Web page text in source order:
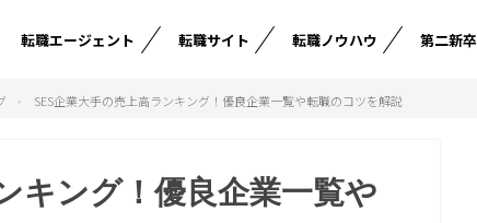
転職エージェント 転職サイト 転職ノウハウ 第二新卒
SES企業大手の売上高ランキング！優良企業一覧や転職のコツを解説
キング！優良企業一覧や